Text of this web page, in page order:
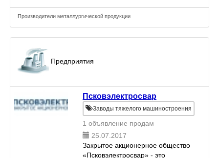
Производители металлургической продукции
Предприятия
Псковэлектросвар
Заводы тяжелого машиностроения
1 объявление продам
25.07.2017
Закрытое акционерное общество
«Псковэлектросвар» - это